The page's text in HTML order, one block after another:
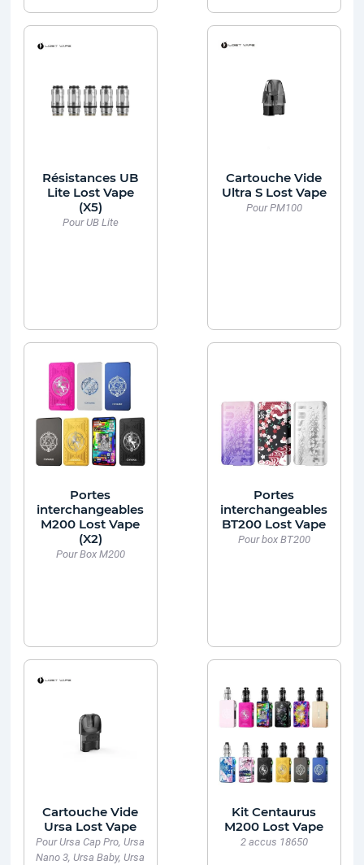
Résistances UB
Lite Lost Vape
(X5)
Pour UB Lite
Cartouche Vide
Ultra S Lost Vape
Pour PM100
Portes
interchangeables
M200 Lost Vape
(X2)
Pour Box M200
Portes
interchangeables
BT200 Lost Vape
Pour box BT200
Cartouche Vide
Ursa Lost Vape
Pour Ursa Cap Pro, Ursa
Nano 3, Ursa Baby, Ursa
Kit Centaurus
M200 Lost Vape
2 accus 18650